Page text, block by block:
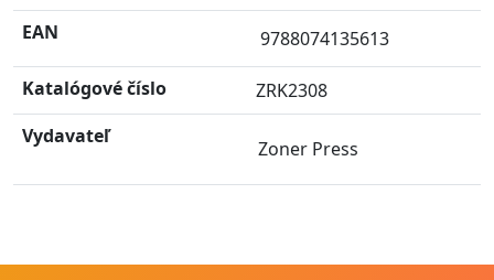
EAN 9788074135613
Katalógové číslo
ZRK2308
Vydavateľ
Zoner Press